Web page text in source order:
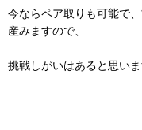
今ならペア取りも可能で
産みますので、
挑戦しがいはあると思い